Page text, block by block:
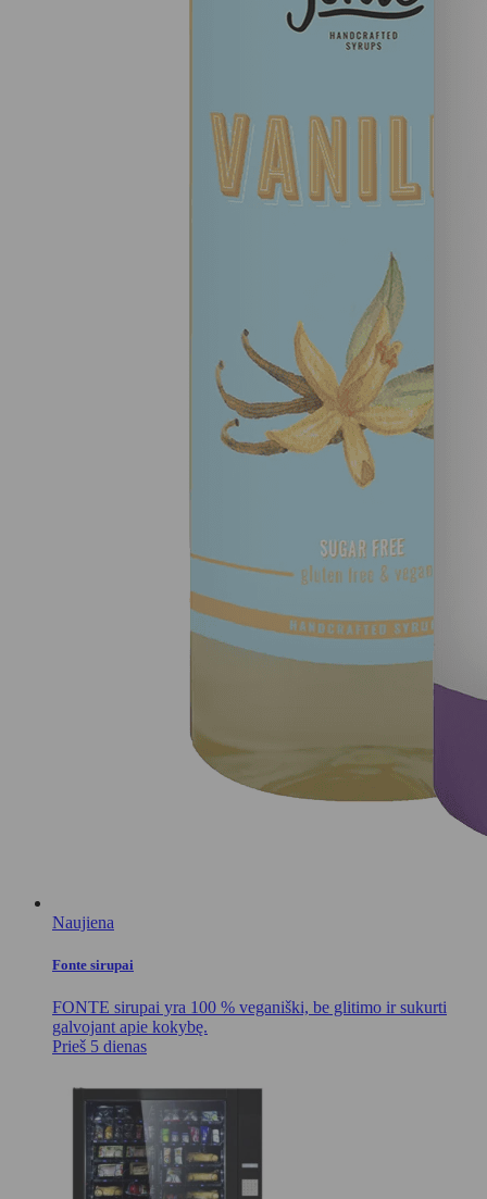
Naujiena
Fonte sirupai
FONTE sirupai yra 100 % veganiški, be glitimo ir sukurti
galvojant apie kokybę.
Prieš 5 dienas